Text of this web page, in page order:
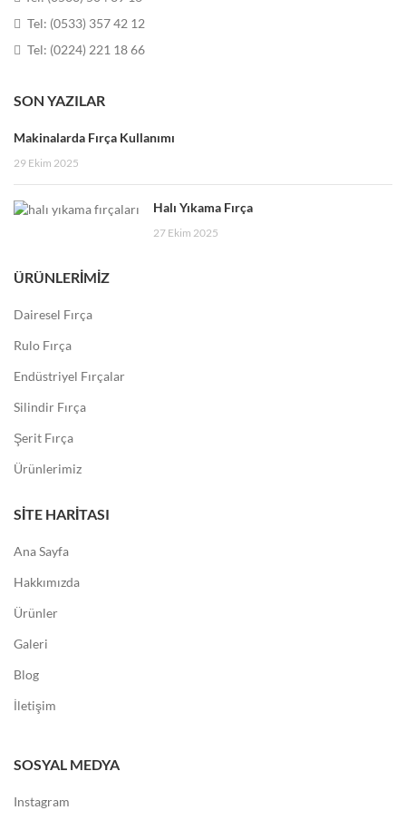
Tel: (0533) 357 42 12
Tel: (0224) 221 18 66
SON YAZILAR
Makinalarda Fırça Kullanımı
29 Ekim 2025
Halı Yıkama Fırça
27 Ekim 2025
ÜRÜNLERIMIZ
Dairesel Fırça
Rulo Fırça
Endüstriyel Fırçalar
Silindir Fırça
Şerit Fırça
Ürünlerimiz
SITE HARITASI
Ana Sayfa
Hakkımızda
Ürünler
Galeri
Blog
İletişim
SOSYAL MEDYA
Instagram